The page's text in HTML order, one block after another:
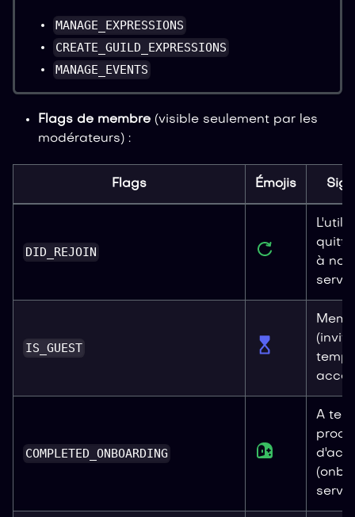
MANAGE_EXPRESSIONS
CREATE_GUILD_EXPRESSIONS
MANAGE_EVENTS
Flags de membre (visible seulement par les
modérateurs) :
Flags Émojis
DID_REJOIN
à
IS_GUEST
COMPLETED_ONBOARDING
A